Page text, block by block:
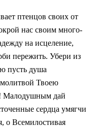
птенцов своих от
нас своим много-
на исцеление,
пережить. Убери из
пусть душа
Твоею
Малодушным дай
сердца умягчи
о Всемилостивая